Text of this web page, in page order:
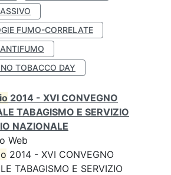
FUMO-CORRELATE
TOBACCO DAY
2014 - XVI CONVEGNO
TABAGISMO E SERVIZIO
NAZIONALE
Web
2014 - XVI CONVEGNO
TABAGISMO E SERVIZIO